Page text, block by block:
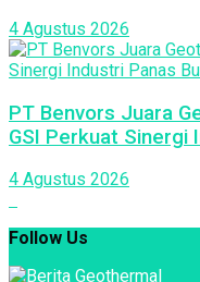
4 Agustus 2026
PT Benvors Juara
GSI Perkuat Sinergi
4 Agustus 2026
Follow Us